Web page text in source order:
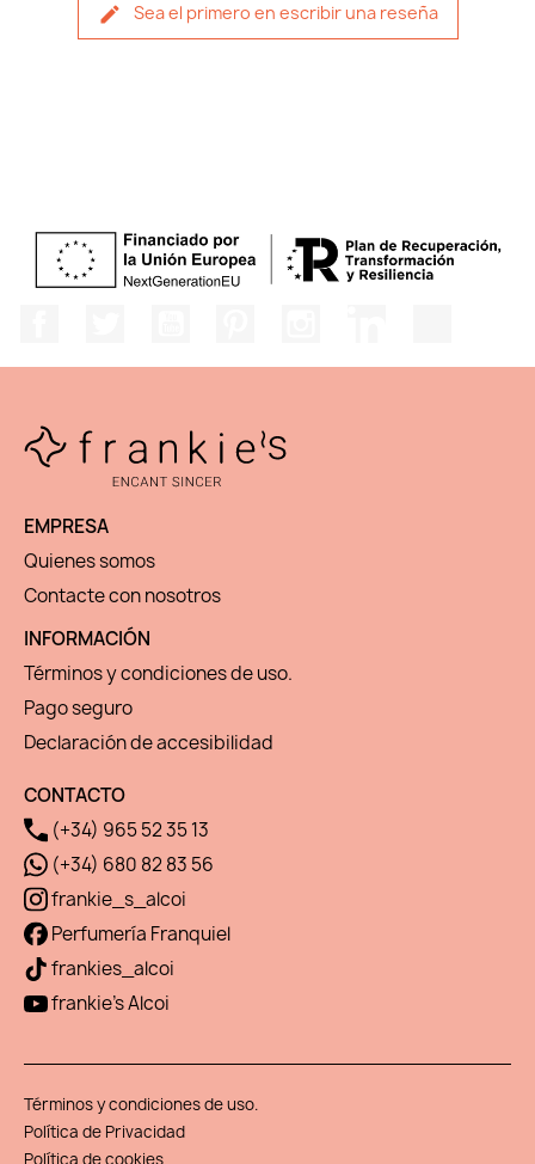
Sea el primero en escribir una reseña
EMPRESA
Quienes somos
Contacte con nosotros
INFORMACIÓN
Términos y condiciones de uso.
Pago seguro
Declaración de accesibilidad
CONTACTO
(+34) 965 52 35 13
(+34) 680 82 83 56
frankie_s_alcoi
Perfumería Franquiel
frankies_alcoi
frankie's Alcoi
Términos y condiciones de uso.
Política de Privacidad
Política de cookies